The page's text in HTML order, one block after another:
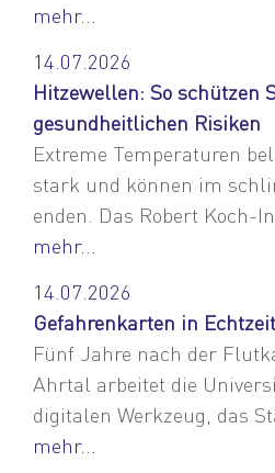
mehr...
14.07.2026
Hitzewellen: So schützen
gesundheitlichen Risiken
Extreme Temperaturen
stark und können im
enden. Das Robert Koch-
mehr...
14.07.2026
Gefahrenkarten in Echtzeit
Fünf Jahre nach der
Ahrtal arbeitet die
digitalen Werkzeug, das
mehr...